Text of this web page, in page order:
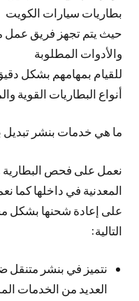
بطاريات سيارات الكويت
حيث يتم تجهز فريق عمل
والأدوات المطلوبة
للقيام بمهامهم بشكل
أنواع البطاريات القوية
ما هي خدمات بنشر
نعمل على فحص البطارية
المعدنية في داخلها كما
على إعادة شحنها بشكل
التالية:
نتميز في بنشر متنقل
العديد من الخدمات